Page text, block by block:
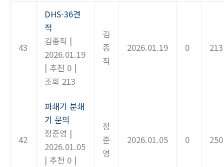
43
DHS-36견
적
김종직 |
2026.01.19
| 추천 0 |
조회 213
김
종
직
2026.01.19 0 213
42
파쇄기 분쇄
기 문의
정준영 |
2026.01.05
| 추천 0 |
정
준
영
2026.01.05 0 250